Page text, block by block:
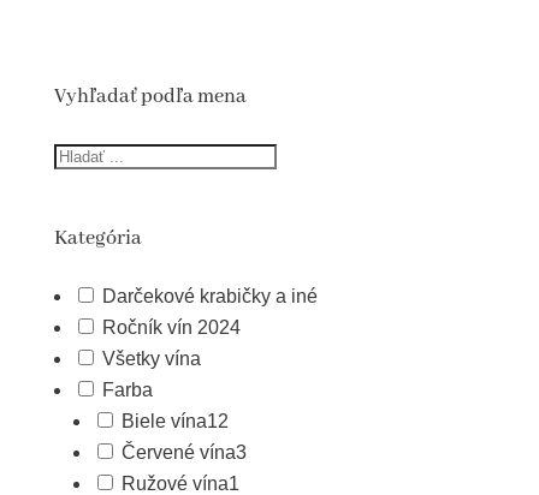
Vyhľadať podľa mena
Kategória
Darčekové krabičky a iné
Ročník vín 2024
Všetky vína
Farba
Biele vína12
Červené vína3
Ružové vína1